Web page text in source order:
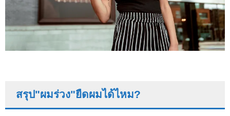
สรุป"ผมร่วง"ยืดผมได้ไหม?